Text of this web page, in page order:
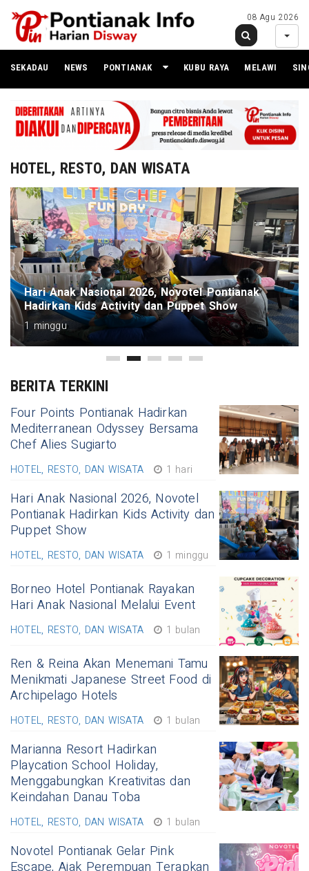
08 Agu 2026
SEKADAU NEWS PONTIANAK KUBU RAYA MELAWI
HOTEL, RESTO, DAN WISATA
Hari Anak Nasional 2026, Novotel Pontianak
Hadirkan Kids Activity dan Puppet Show
1 minggu
BERITA TERKINI
Four Points Pontianak Hadirkan
Mediterranean Odyssey Bersama
Chef Alies Sugiarto
HOTEL, RESTO, DAN WISATA 1 hari
Hari Anak Nasional 2026, Novotel
Pontianak Hadirkan Kids Activity dan
Puppet Show
HOTEL, RESTO, DAN WISATA 1 minggu
Borneo Hotel Pontianak Rayakan
Hari Anak Nasional Melalui Event
HOTEL, RESTO, DAN WISATA 1 bulan
Ren & Reina Akan Menemani Tamu
Menikmati Japanese Street Food di
Archipelago Hotels
HOTEL, RESTO, DAN WISATA 1 bulan
Marianna Resort Hadirkan
Playcation School Holiday,
Menggabungkan Kreativitas dan
Keindahan Danau Toba
HOTEL, RESTO, DAN WISATA 1 bulan
Novotel Pontianak Gelar Pink